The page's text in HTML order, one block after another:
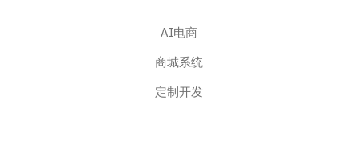
AI电商
商城系统
定制开发